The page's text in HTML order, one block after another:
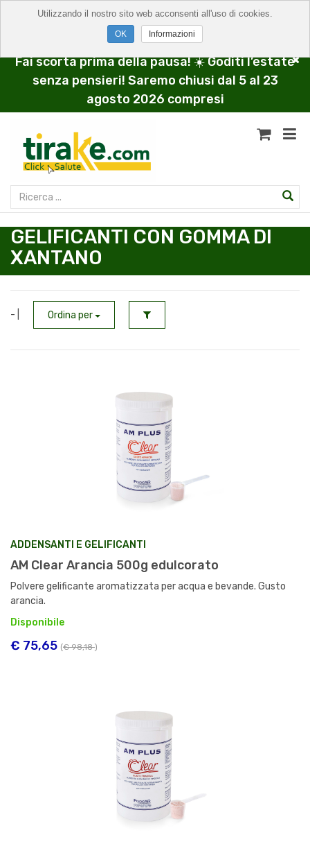
Fai scorta prima della pausa! ☀️ Goditi l’estate
senza pensieri! Saremo chiusi dal 5 al 23
agosto 2026 compresi
GELIFICANTI CON GOMMA DI
XANTANO
- | Ordina per
ADDENSANTI E GELIFICANTI
AM Clear Arancia 500g edulcorato
Polvere gelificante aromatizzata per acqua e bevande. Gusto
arancia.
Disponibile
€ 75,65 (€ 98,18)
Utilizzando il nostro sito web acconsenti all'uso di cookies.
Informazioni